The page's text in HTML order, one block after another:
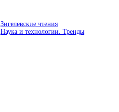
Зигелевские чтения
Наука и технологии. Тренды